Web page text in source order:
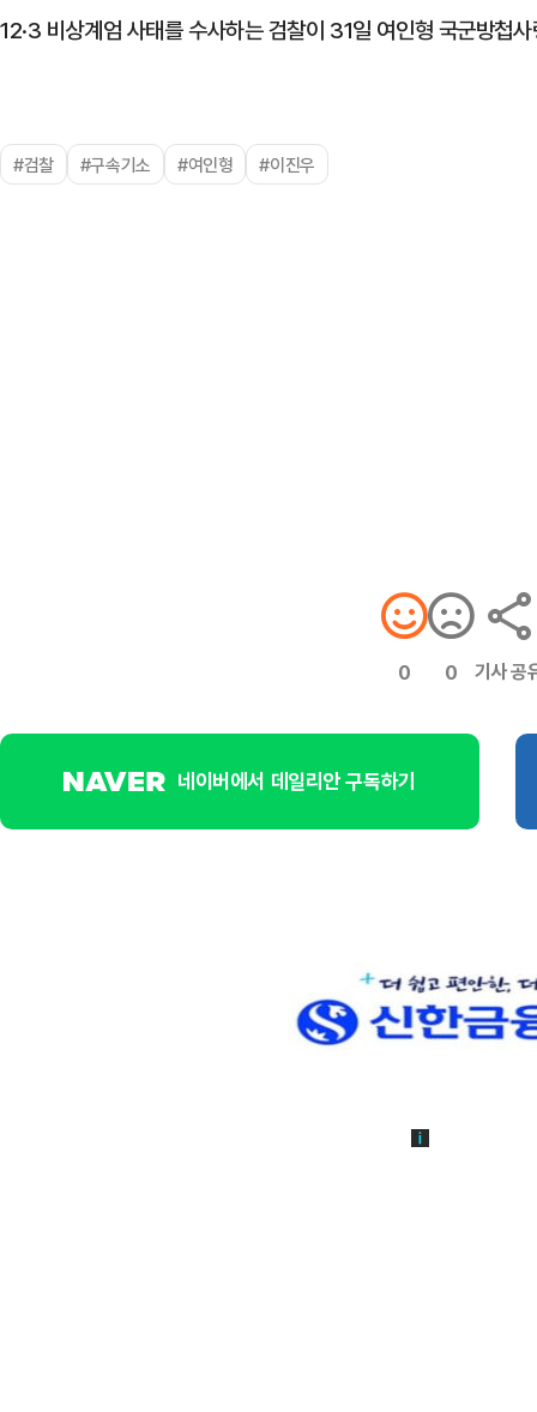
12·3 비상계엄 사태를 수사하는 검찰이 31일 여인형 국군방첩
#검찰 #구속기소 #여인형 #이진우
0 0 기사 공
네이버에서 데일리안 구독하기